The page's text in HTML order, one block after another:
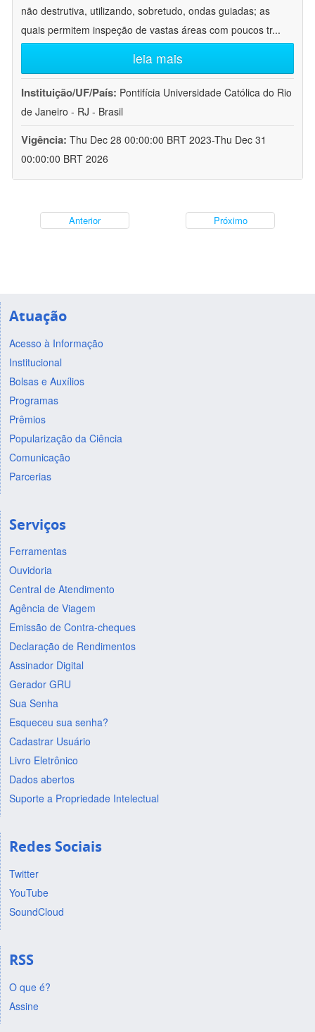
não destrutiva, utilizando, sobretudo, ondas guiadas; as
quais permitem inspeção de vastas áreas com poucos tr...
leia mais
Instituição/UF/País: Pontifícia Universidade Católica do Rio
de Janeiro - RJ - Brasil
Vigência: Thu Dec 28 00:00:00 BRT 2023-Thu Dec 31
00:00:00 BRT 2026
Anterior Próximo
Atuação
Acesso à Informação
Institucional
Bolsas e Auxílios
Programas
Prêmios
Popularização da Ciência
Comunicação
Parcerias
Serviços
Ferramentas
Ouvidoria
Central de Atendimento
Agência de Viagem
Emissão de Contra-cheques
Declaração de Rendimentos
Assinador Digital
Gerador GRU
Sua Senha
Esqueceu sua senha?
Cadastrar Usuário
Livro Eletrônico
Dados abertos
Suporte a Propriedade Intelectual
Redes Sociais
Twitter
YouTube
SoundCloud
RSS
O que é?
Assine